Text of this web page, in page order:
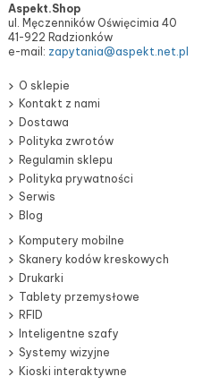
Aspekt.Shop
ul. Męczenników Oświęcimia 40
41-922 Radzionków
e-mail: zapytania@aspekt.net.pl
O sklepie
Kontakt z nami
Dostawa
Polityka zwrotów
Regulamin sklepu
Polityka prywatności
Serwis
Blog
Komputery mobilne
Skanery kodów kreskowych
Drukarki
Tablety przemysłowe
RFID
Inteligentne szafy
Systemy wizyjne
Kioski interaktywne